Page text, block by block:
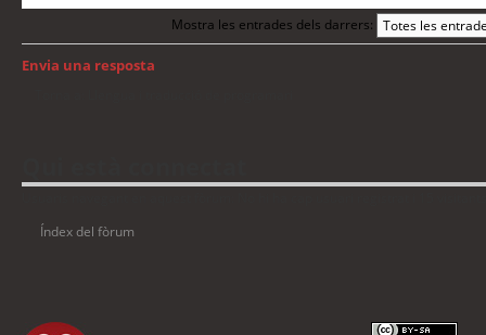
Mostra les entrades dels darrers:
Envia una resposta
Índex del fòrum